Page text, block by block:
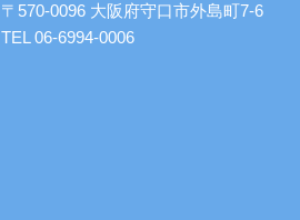
〒570-0096 大阪府守口市外島町7-6
TEL 06-6994-0006